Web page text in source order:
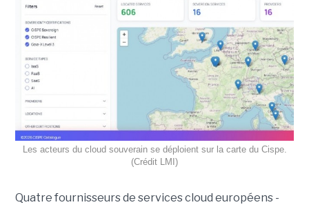
Les acteurs du cloud souverain se déploient sur la carte du Cispe.
(Crédit LMI)
Quatre fournisseurs de services cloud européens -